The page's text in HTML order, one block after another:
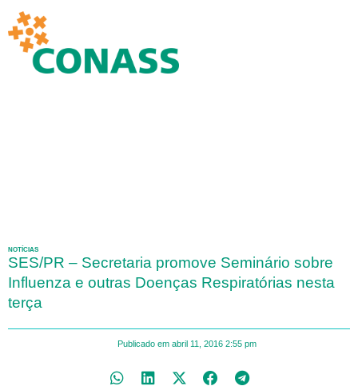
NOTÍCIAS
SES/PR – Secretaria promove Seminário sobre
Influenza e outras Doenças Respiratórias nesta
terça
Publicado em abril 11, 2016 2:55 pm